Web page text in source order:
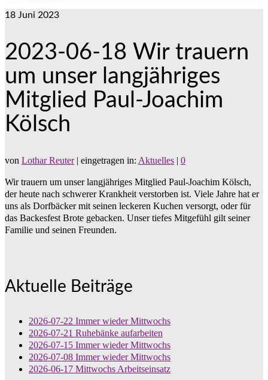
18 Juni 2023
2023-06-18 Wir trauern
um unser langjähriges
Mitglied Paul-Joachim
Kölsch
von Lothar Reuter | eingetragen in: Aktuelles | 0
Wir trauern um unser langjähriges Mitglied Paul-Joachim Kölsch,
der heute nach schwerer Krankheit verstorben ist. Viele Jahre hat er
uns als Dorfbäcker mit seinen leckeren Kuchen versorgt, oder für
das Backesfest Brote gebacken. Unser tiefes Mitgefühl gilt seiner
Familie und seinen Freunden.
Aktuelle Beiträge
2026-07-22 Immer wieder Mittwochs
2026-07-21 Ruhebänke aufarbeiten
2026-07-15 Immer wieder Mittwochs
2026-07-08 Immer wieder Mittwochs
2026-06-17 Mittwochs Arbeitseinsatz